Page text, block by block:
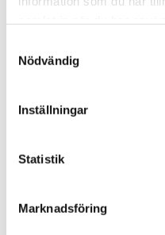
Nödvändig
Inställningar
Statistik
Marknadsföring
us make the world a better
Our services
Through our ecosystem
kind of building or space.
Contact